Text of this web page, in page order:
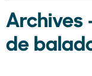
Archives
de